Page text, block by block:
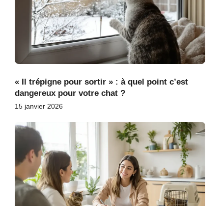
« Il trépigne pour sortir » : à quel point c’est
dangereux pour votre chat ?
15 janvier 2026